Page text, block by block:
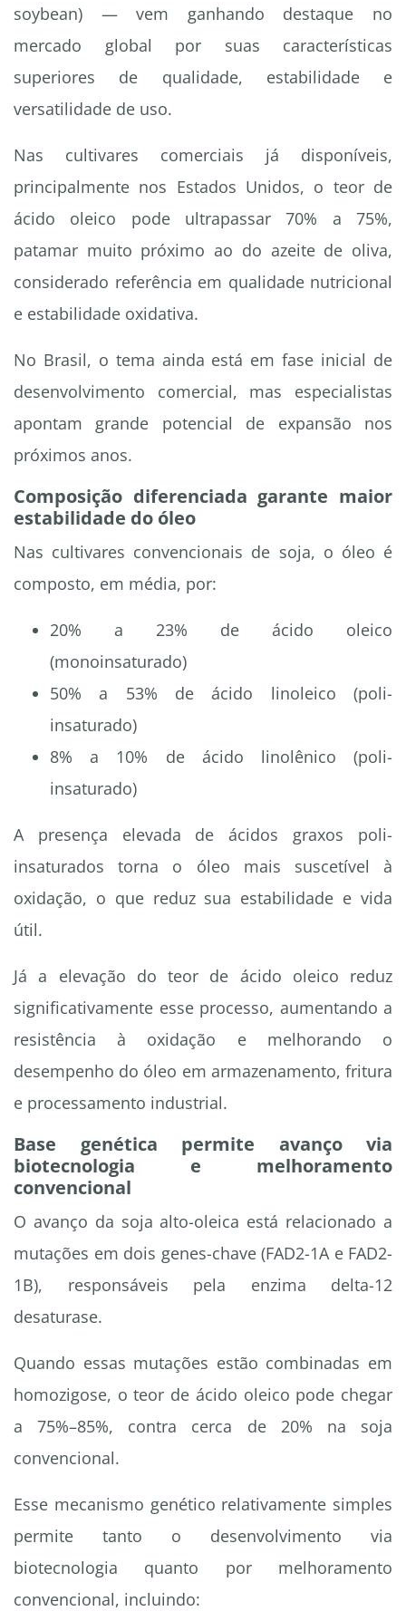
soybean) — vem ganhando destaque no
mercado global por suas características
superiores de qualidade, estabilidade e
versatilidade de uso.
Nas cultivares comerciais já disponíveis,
principalmente nos Estados Unidos, o teor de
ácido oleico pode ultrapassar 70% a 75%,
patamar muito próximo ao do azeite de oliva,
considerado referência em qualidade nutricional
e estabilidade oxidativa.
No Brasil, o tema ainda está em fase inicial de
desenvolvimento comercial, mas especialistas
apontam grande potencial de expansão nos
próximos anos.
Composição diferenciada garante maior
estabilidade do óleo
Nas cultivares convencionais de soja, o óleo é
composto, em média, por:
20% a 23% de ácido oleico
(monoinsaturado)
50% a 53% de ácido linoleico (poli-
insaturado)
8% a 10% de ácido linolênico (poli-
insaturado)
A presença elevada de ácidos graxos poli-
insaturados torna o óleo mais suscetível à
oxidação, o que reduz sua estabilidade e vida
útil.
Já a elevação do teor de ácido oleico reduz
significativamente esse processo, aumentando a
resistência à oxidação e melhorando o
desempenho do óleo em armazenamento, fritura
e processamento industrial.
Base genética permite avanço via
biotecnologia e melhoramento
convencional
O avanço da soja alto-oleica está relacionado a
mutações em dois genes-chave (FAD2-1A e FAD2-
1B), responsáveis pela enzima delta-12
desaturase.
Quando essas mutações estão combinadas em
homozigose, o teor de ácido oleico pode chegar
a 75%–85%, contra cerca de 20% na soja
convencional.
Esse mecanismo genético relativamente simples
permite tanto o desenvolvimento via
biotecnologia quanto por melhoramento
convencional, incluindo: